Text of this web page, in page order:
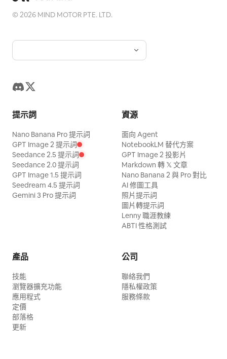
©2026 MIND MOTOR PTE. LTD.
提示詞
Nano Banana Pro 提示詞
GPT Image 2 提示詞
Seedance 2.5 提示詞
Seedance 2.0 提示詞
GPT Image 1.5 提示詞
Seedream 4.5 提示詞
Gemini 3 Pro 提示詞
資源
面向 Agent
NotebookLM 替代方案
GPT Image 2 投影片
Markdown 轉 𝕏 文章
Nano Banana 2 與 Pro 對比
AI 修圖工具
照片提示詞
圖片轉提示詞
Lenny 職涯教練
ABTI 性格測試
產品
技能
瀏覽器擴充功能
應用程式
定價
部落格
更新
公司
聯絡我們
隱私權政策
服務條款